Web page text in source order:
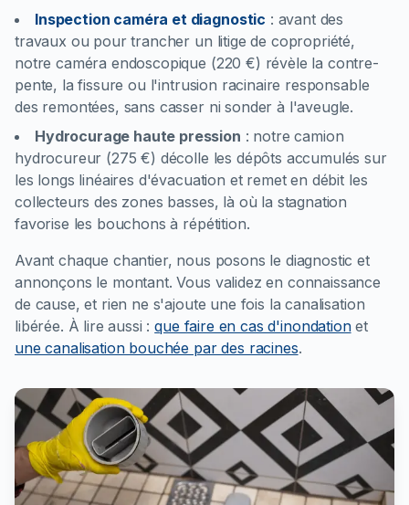
Inspection caméra et diagnostic : avant des
travaux ou pour trancher un litige de copropriété,
notre caméra endoscopique (220 €) révèle la contre-
pente, la fissure ou l'intrusion racinaire responsable
des remontées, sans casser ni sonder à l'aveugle.
Hydrocurage haute pression : notre camion
hydrocureur (275 €) décolle les dépôts accumulés sur
les longs linéaires d'évacuation et remet en débit les
collecteurs des zones basses, là où la stagnation
favorise les bouchons à répétition.
Avant chaque chantier, nous posons le diagnostic et
annonçons le montant. Vous validez en connaissance
de cause, et rien ne s'ajoute une fois la canalisation
libérée. À lire aussi : que faire en cas d'inondationet
une canalisation bouchée par des racines.